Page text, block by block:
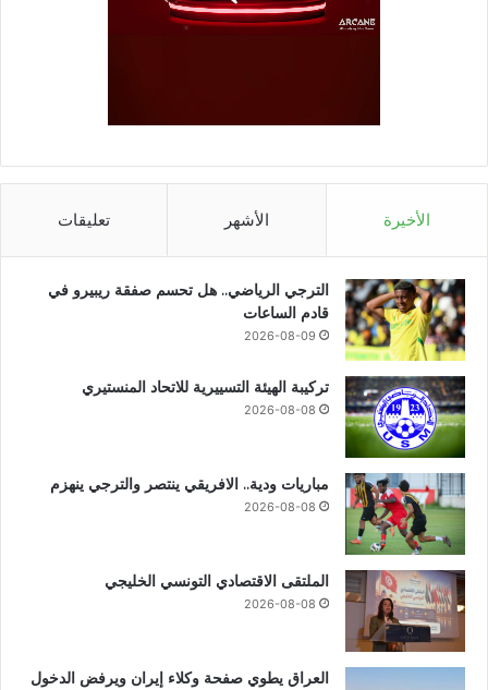
الأخيرة الأشهر تعليقات
الترجي الرياضي.. هل تحسم صفقة ريبيرو في
قادم الساعات
2026-08-09
تركيبة الهيئة التسييرية للاتحاد المنستيري
2026-08-08
مباريات ودية.. الافريقي ينتصر والترجي ينهزم
2026-08-08
الملتقى الاقتصادي التونسي الخليجي
2026-08-08
العراق يطوي صفحة وكلاء إيران ويرفض الدخول